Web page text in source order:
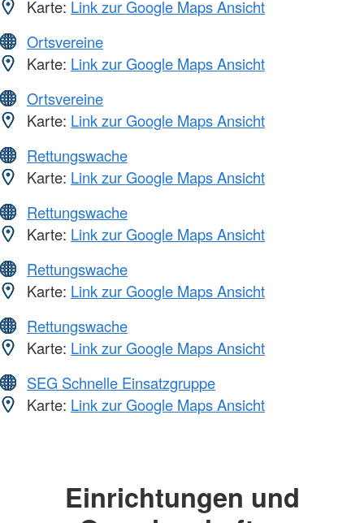
Karte: Link zur Google Maps Ansicht
Ortsvereine
Karte: Link zur Google Maps Ansicht
Ortsvereine
Karte: Link zur Google Maps Ansicht
Rettungswache
Karte: Link zur Google Maps Ansicht
Rettungswache
Karte: Link zur Google Maps Ansicht
Rettungswache
Karte: Link zur Google Maps Ansicht
Rettungswache
Karte: Link zur Google Maps Ansicht
SEG Schnelle Einsatzgruppe
Karte: Link zur Google Maps Ansicht
Einrichtungen und